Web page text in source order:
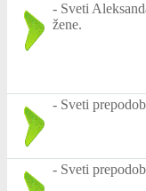
- Sveti
žene.
- Sveti
- Sveti